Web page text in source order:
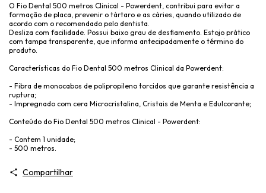
O Fio Dental 500 metros Clinical - Powerdent, contribui para evitar a
formação de placa, prevenir o tártaro e as cáries, quando utilizado de
acordo com o recomendado pelo dentista.
Desliza com facilidade. Possui baixo grau de desfiamento. Estojo prático
com tampa transparente, que informa antecipadamente o término do
produto.
Características do Fio Dental 500 metros Clinical da Powerdent:
- Fibra de monocabos de polipropileno torcidos que garante resistência a
ruptura;
- Impregnado com cera Microcristalina, Cristais de Menta e Edulcorante;
Conteúdo do Fio Dental 500 metros Clinical - Powerdent:
- Contem 1 unidade;
- 500 metros.
Compartilhar